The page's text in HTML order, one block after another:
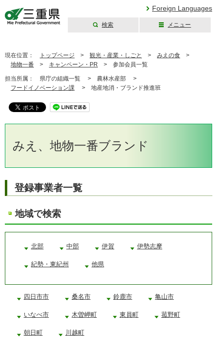
Foreign Languages
検索 メニュー
現在位置： トップページ > 観光・産業・しごと > みえの食 >
地物一番 > キャンペーン・PR > 参加会員一覧
担当所属： 県庁の組織一覧 > 農林水産部 >
フードイノベーション課 > 地産地消・ブランド推進班
みえ、地物一番ブランド
登録事業者一覧
地域で検索
北部 中部 伊賀 伊勢志摩
紀勢・東紀州 他県
四日市市 桑名市 鈴鹿市 亀山市
いなべ市 木曽岬町 東員町 菰野町
朝日町 川越町